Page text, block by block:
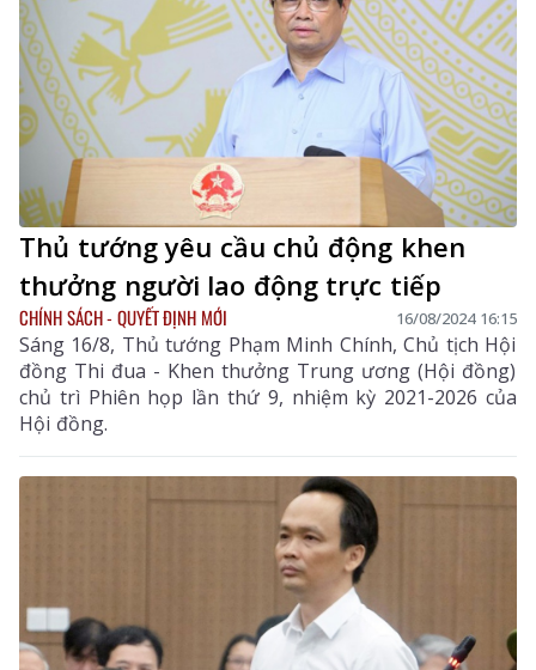
Thủ tướng yêu cầu chủ động khen
thưởng người lao động trực tiếp
CHÍNH SÁCH - QUYẾT ĐỊNH MỚI 16/08/2024 16:15
Sáng 16/8, Thủ tướng Phạm Minh Chính, Chủ tịch Hội
đồng Thi đua - Khen thưởng Trung ương (Hội đồng)
chủ trì Phiên họp lần thứ 9, nhiệm kỳ 2021-2026 của
Hội đồng.